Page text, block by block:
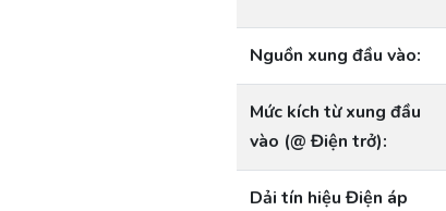
Nguồn xung đầu vào:
Mức kích từ xung đầu
vào (@ Điện trở):
Dải tín hiệu Điện áp